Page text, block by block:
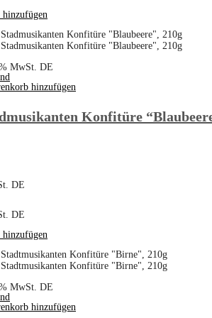
MwSt. DE
hinzufügen
Konfitüre
DE
DE
MwSt. DE
hinzufügen